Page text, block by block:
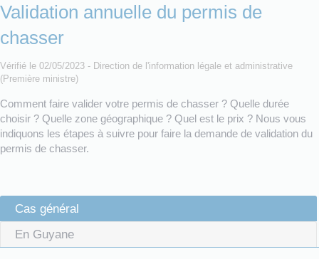
Validation annuelle du permis de
chasser
Vérifié le 02/05/2023 - Direction de l'information légale et administrative
(Première ministre)
Comment faire valider votre permis de chasser ? Quelle durée
choisir ? Quelle zone géographique ? Quel est le prix ? Nous vous
indiquons les étapes à suivre pour faire la demande de validation du
permis de chasser.
Cas général
En Guyane